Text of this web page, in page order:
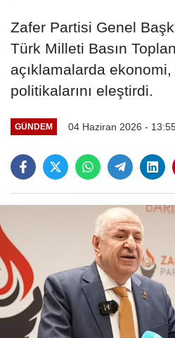
Zafer Partisi Genel
Türk Milleti Basın
açıklamalarda ekonomi,
politikalarını eleştirdi.
GÜNDEM 04 Haziran 2026 -